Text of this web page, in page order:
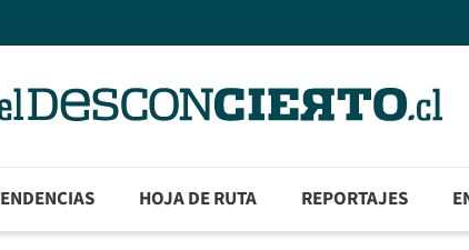
HOJA DE RUTA REPORTAJES